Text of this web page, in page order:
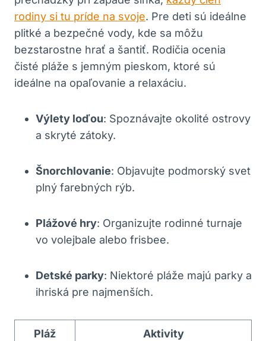
rodiny si tu príde na svoje. Pre deti sú ideálne
plitké a bezpečné vody, kde sa môžu
bezstarostne hrať a šantiť. Rodičia ocenia
čisté pláže s jemným pieskom, ktoré sú
ideálne na opaľovanie a relaxáciu.
Výlety loďou: Spoznávajte okolité ostrovy
a skryté zátoky.
Šnorchlovanie: Objavujte podmorský svet
plný farebných rýb.
Plážové hry: Organizujte rodinné turnaje
vo volejbale alebo frisbee.
Detské parky: Niektoré pláže majú parky a
ihriská pre najmenších.
Pláž Aktivity